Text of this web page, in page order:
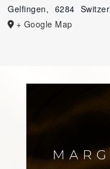
Gelfingen, 6284
+ Google Map